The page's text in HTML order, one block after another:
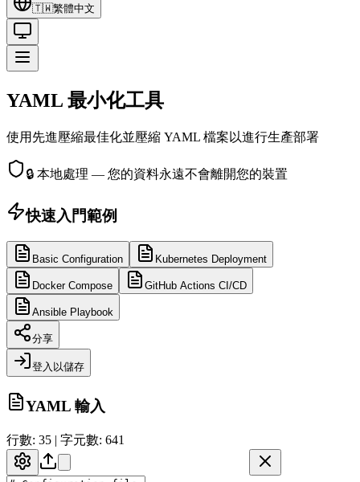
🇹🇼繁體中文
YAML 最小化工具
使用先進壓縮最佳化並壓縮 YAML 檔案以進行生產部署
🔒 本地處理 — 您的資料永遠不會離開您的裝置
快速入門範例
Basic Configuration Kubernetes Deployment
Docker Compose GitHub Actions CI/CD
Ansible Playbook
分享
登入以儲存
YAML 輸入
行數: 35 | 字元數: 641